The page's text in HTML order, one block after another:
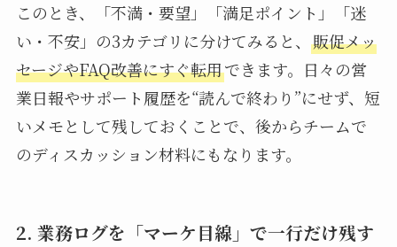
このとき、「不満・要望」「満足ポイント」「迷
い・不安」の3カテゴリに分けてみると、 販促メッ
セージやFAQ改善にすぐ転用できます。日々の営
業日報やサポート履歴を“読んで終わり”にせず、短
いメモとして残しておくことで、後からチームで
のディスカッション材料にもなります。
2. 業務ログを「マーケ目線」で一行だけ残す